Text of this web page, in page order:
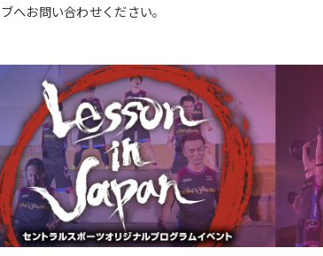
お問い合わせください。